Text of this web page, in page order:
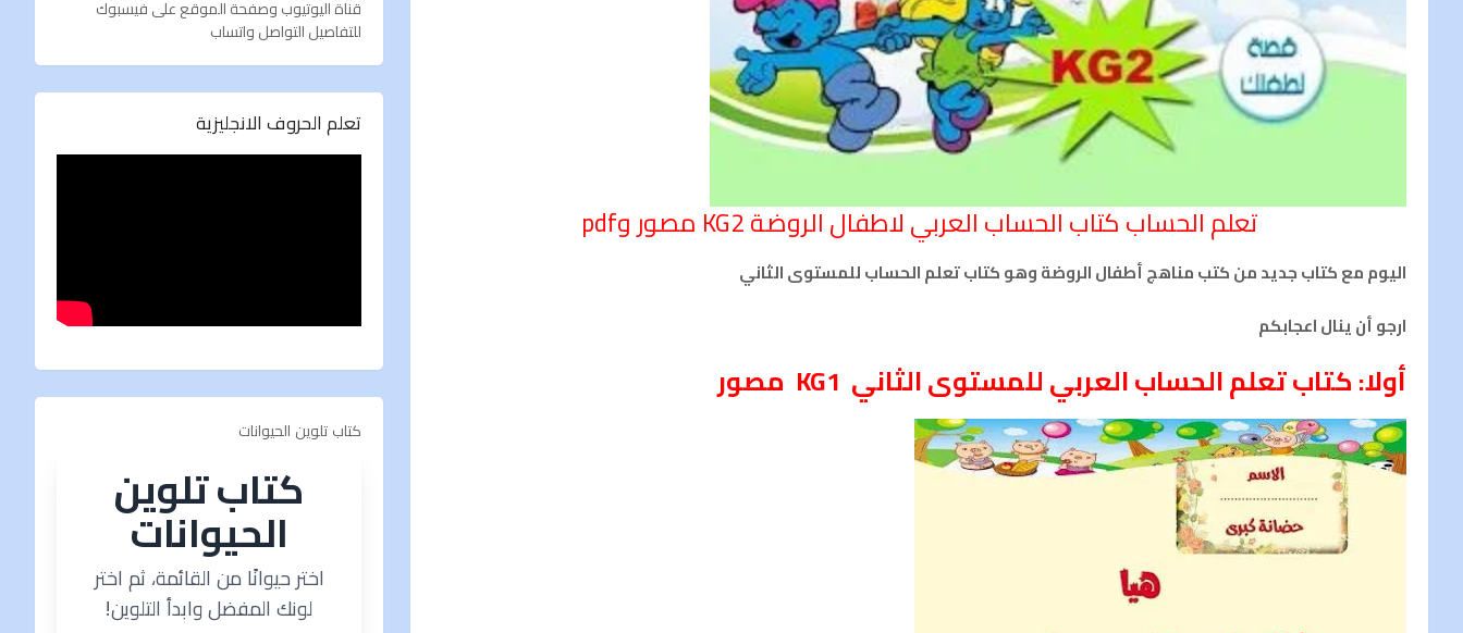
تعلم الحساب كتاب الحساب العربي لاطفال الروضة KG2 مصور وpdf
اليوم مع كتاب جديد من كتب مناهج أطفال الروضة وهو كتاب تعلم الحساب للمستوى الثاني
ارجو أن ينال اعجابكم
أولا: كتاب تعلم الحساب العربي للمستوى الثاني KG1 مصور
قناة اليوتيوب وصفحة الموقع على فيسبوك
للتفاصيل التواصل واتساب
تعلم الحروف الانجليزية
كتاب تلوين الحيوانات
كتاب تلوين
الحيوانات
اختر حيوانًا من القائمة، ثم اختر
لونك المفضل وابدأ التلوين!